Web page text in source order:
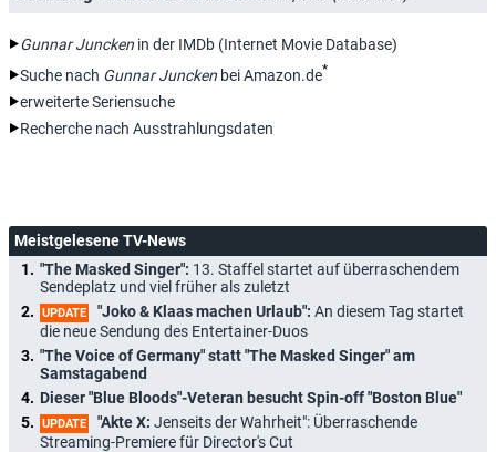
Gunnar Juncken in der IMDb (Internet Movie Database)
Suche nach Gunnar Juncken bei Amazon.de*
erweiterte Seriensuche
Recherche nach Ausstrahlungsdaten
Meistgelesene TV-News
"The Masked Singer": 13. Staffel startet auf überraschendem
Sendeplatz und viel früher als zuletzt
UPDATE "Joko & Klaas machen Urlaub": An diesem Tag startet
die neue Sendung des Entertainer-Duos
"The Voice of Germany" statt "The Masked Singer" am
Samstagabend
Dieser "Blue Bloods"-Veteran besucht Spin-off "Boston Blue"
UPDATE "Akte X: Jenseits der Wahrheit": Überraschende
Streaming-Premiere für Director's Cut